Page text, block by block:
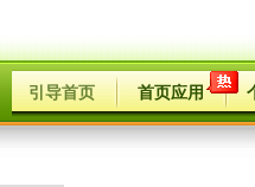
引导首页 首页应用